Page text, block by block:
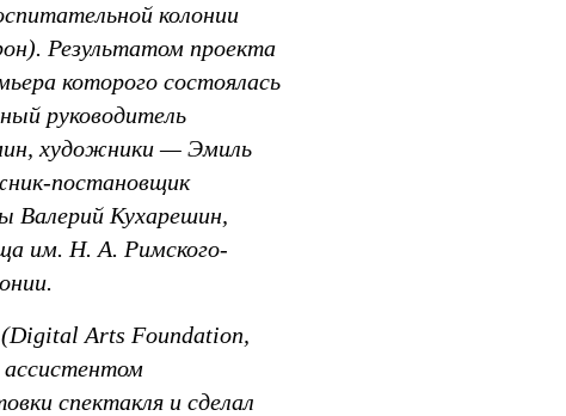
колонии
Резуль­татом проекта
которого состоялась
руководитель
художники — Эмиль
постановщик
Валерий Кухарешин,
им. Н. А. Римского-
Arts Foundation,
спектакля и сделал